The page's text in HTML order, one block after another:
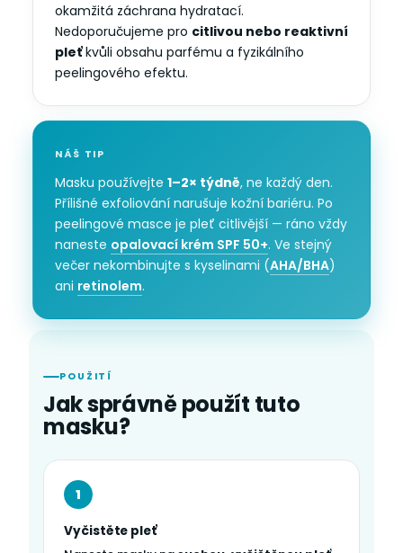
okamžitá záchrana hydratací.
Nedoporučujeme pro citlivou nebo reaktivní
pleťkvůli obsahu parfému a fyzikálního
peelingového efektu.
NÁŠ TIP
Masku používejte 1–2× týdně, ne každý den.
Přílišné exfoliování narušuje kožní bariéru. Po
peelingové masce je pleť citlivější — ráno vždy
naneste opalovací krém SPF 50+. Ve stejný
večer nekombinujte s kyselinami (AHA/BHA)
ani retinolem.
POUŽITÍ
Jak správně použít tuto
masku?
1
Vyčistěte pleť